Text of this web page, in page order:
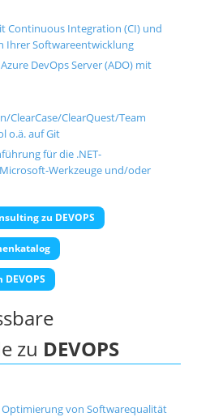
Continuous Integration (CI) und
Ihrer Softwareentwicklung
DevOps Server (ADO) mit
ClearCase/ClearQuest/Team
o.ä. auf Git
für die .NET-
Werkzeuge und/oder
zu DEVOPS
zu DEVOPS
Optimierung von Softwarequalität